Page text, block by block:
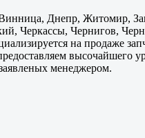
Днепр, Житомир,
Черкассы, Чернигов,
на продаже
высочайшего
менеджером.